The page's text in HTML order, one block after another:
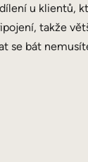
u klientů,
takže
se bát